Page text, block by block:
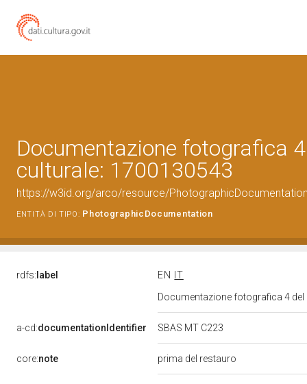
Documentazione fotografica
culturale: 1700130543
https://w3id.org/arco/resource/
ENTITÀ DI TIPO: PhotographicDocumentation
rdfs: label EN
IT
Documentazione fotografica 4
a-cd:documentationIdentifier SBAS MT C223
core:note prima del restauro